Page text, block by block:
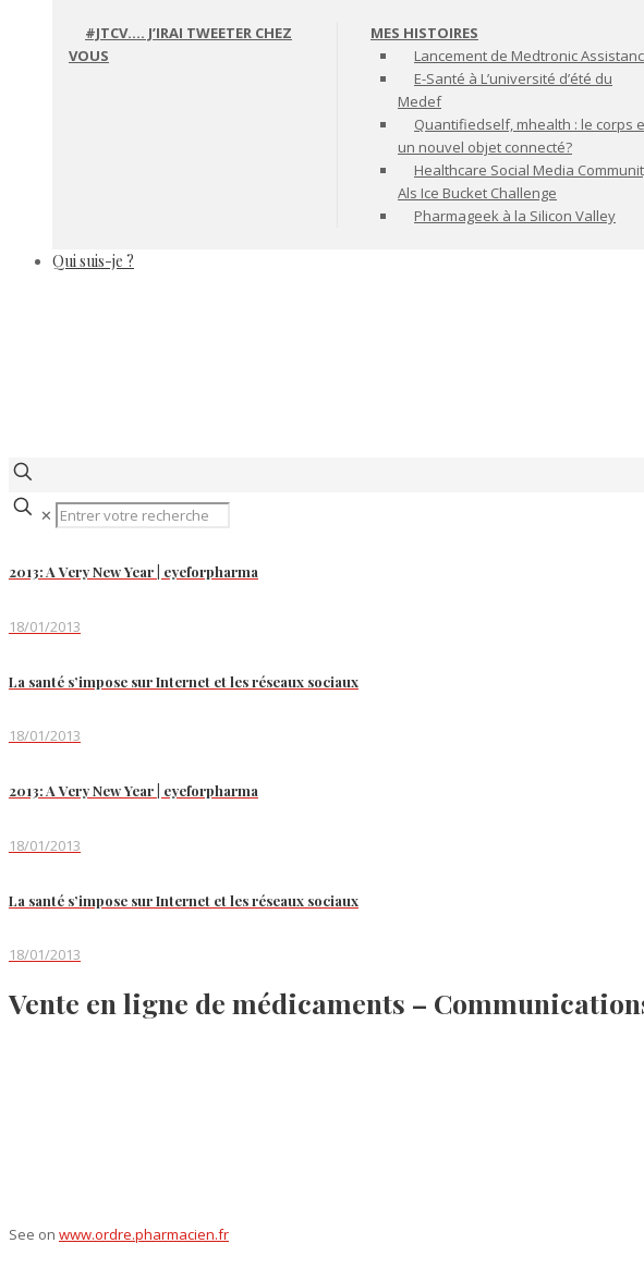
#JTCV…. J’IRAI TWEETER CHEZ
VOUS
MES HISTOIRES
Lancement de Medtronic
E-Santé à L’université d’été du
Medef
Quantifiedself, mhealth : le corps
un nouvel objet connecté?
Healthcare Social Media
Als Ice Bucket Challenge
Pharmageek à la Silicon Valley
Qui suis-je ?
✕
2013: A Very New Year | eyeforpharma
18/01/2013
La santé s’impose sur Internet et les réseaux sociaux
18/01/2013
2013: A Very New Year | eyeforpharma
18/01/2013
La santé s’impose sur Internet et les réseaux sociaux
18/01/2013
Vente en ligne de médicaments –
See on www.ordre.pharmacien.fr